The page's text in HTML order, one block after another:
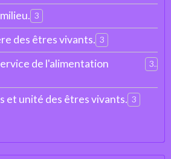
3
des êtres vivants. 3
de l'alimentation
3
et unité des êtres vivants. 3